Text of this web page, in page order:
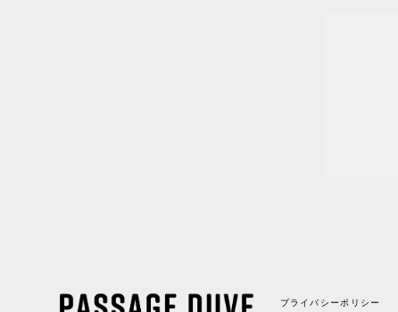
プライバシーポリシー